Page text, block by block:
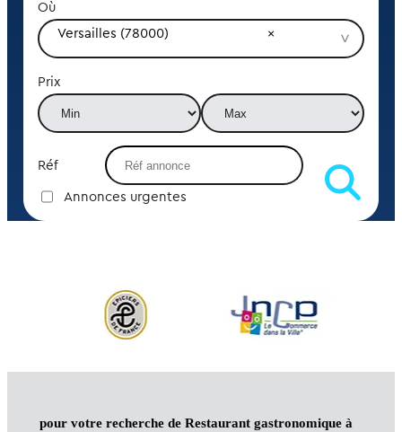
Où
Versailles (78000)
Prix
Réf
Annonces urgentes
pour votre recherche de Restaurant gastronomique à